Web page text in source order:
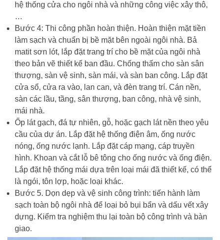
hệ thống cửa cho ngôi nhà và những công việc xây thô,
…
Bước 4: Thi công phần hoàn thiện. Hoàn thiện mặt tiền
làm sạch và chuẩn bị bề mặt bên ngoài ngôi nhà. Bả
matit sơn lót, lắp đặt trang trí cho bề mặt của ngôi nhà
theo bản vẽ thiết kế ban đầu. Chống thấm cho sàn sân
thượng, sàn vệ sinh, sàn mái, và sàn ban công. Lắp đặt
cửa sổ, cửa ra vào, lan can, và đèn trang trí. Cán nền,
sàn các lầu, tầng, sân thượng, ban công, nhà vệ sinh,
mái nhà.
Ốp lát gạch, đá tự nhiên, gỗ, hoặc gạch lát nền theo yêu
cầu của dự án. Lắp đặt hệ thống điện âm, ống nước
nóng, ống nước lạnh. Lắp đặt cáp mạng, cáp truyền
hình. Khoan và cắt lỗ bê tông cho ống nước và ống điện.
Lắp đặt hệ thống mái dựa trên loại mái đã thiết kế, có thể
là ngói, tôn lợp, hoặc loại khác.
Bước 5. Dọn dẹp và vệ sinh công trình: tiến hành làm
sạch toàn bộ ngôi nhà để loại bỏ bụi bẩn và dấu vết xây
dựng. Kiểm tra nghiệm thu lại toàn bộ công trình và bàn
giao.